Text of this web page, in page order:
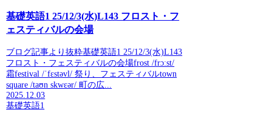
基礎英語1 25/12/3(水)L143 フロスト・フ
ェスティバルの会場
ブログ記事より抜粋基礎英語1 25/12/3(水)L143
フロスト・フェスティバルの会場frost /frɔːst/
霜festival /ˈfɛstəvl/ 祭り、フェスティバルtown
square /taʊn skwɛər/ 町の広...
2025.12.03
基礎英語1